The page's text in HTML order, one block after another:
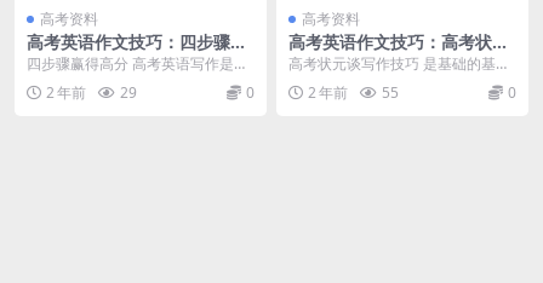
高考资料
高考英语作文技巧：四步骤赢
得高分
四步骤赢得高分 高考英语写作是高
考试题中对考生来说相对比较难的
一题，高考英语写作...
2 年前 29 0
高考资料
高考英语作文技巧：高考状元
谈写作技巧
高考状元谈写作技巧 是基础的基
础，不可偷懒。句型和词组要做到
灵活运用，不仅翻译会...
2 年前 55 0